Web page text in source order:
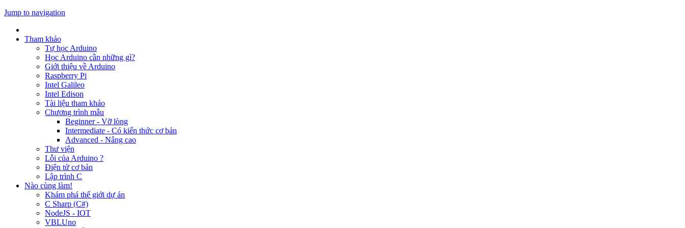
Jump to navigation
Tham khảo
Tự học Arduino
Học Arduino cần những gì?
Giới thiệu về Arduino
Raspberry Pi
Intel Galileo
Intel Edison
Tài liệu tham khảo
Chương trình mẫu
Beginner - Vỡ lòng
Intermediate - Có kiến thức cơ bản
Advanced - Nâng cao
Thư viện
Lỗi của Arduino ?
Điện tử cơ bản
Lập trình C
Nào cùng làm!
Khám phá thế giới dự án
C Sharp (C#)
NodeJS - IOT
VBLUno